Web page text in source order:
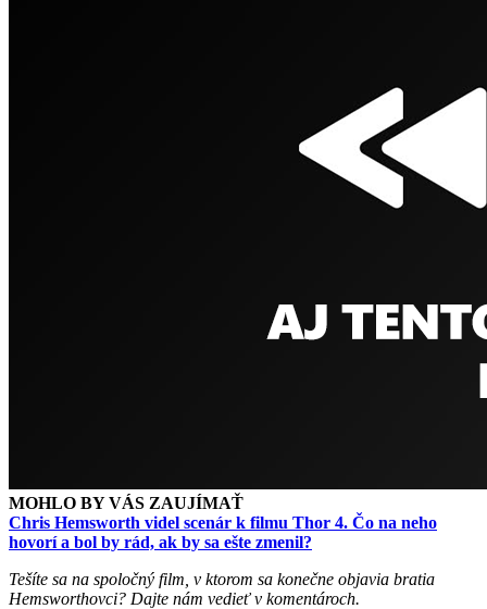
MOHLO BY VÁS ZAUJÍMAŤ
Chris Hemsworth videl scenár k filmu Thor 4. Čo na neho
hovorí a bol by rád, ak by sa ešte zmenil?
Tešíte sa na spoločný film, v ktorom sa konečne objavia bratia
Hemsworthovci? Dajte nám vedieť v komentároch.